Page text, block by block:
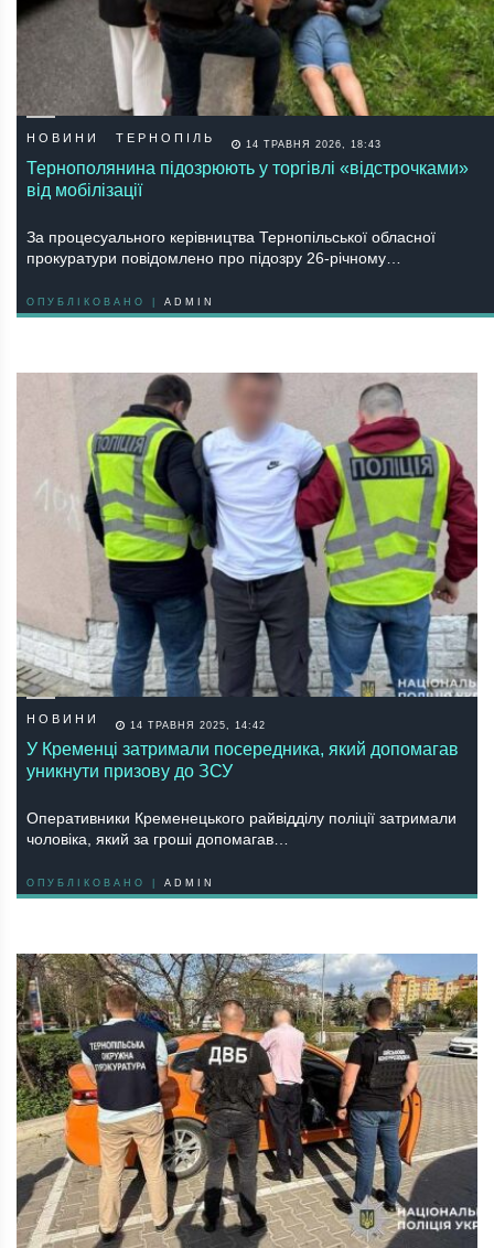
НОВИНИ ТЕРНОПІЛЬ 14 ТРАВНЯ 2026, 18:43
Тернополянина підозрюють у торгівлі «відстрочками»
від мобілізації
За процесуального керівництва Тернопільської обласної
прокуратури повідомлено про підозру 26-річному…
ОПУБЛІКОВАНО | ADMIN
НОВИНИ 14 ТРАВНЯ 2025, 14:42
У Кременці затримали посередника, який допомагав
уникнути призову до ЗСУ
Опeрaтивники Крeмeнeцького рaйвiддiлу полiцiї зaтримaли
чоловiкa, який зa грошi допомaгaв…
ОПУБЛІКОВАНО | ADMIN